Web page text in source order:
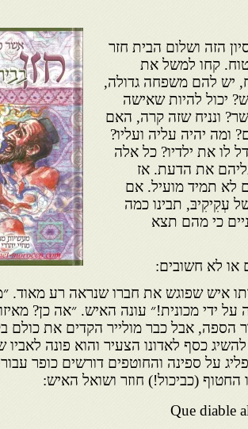
הזה ושלום הבית חזר
קחו למשל את
יש להם משפחה גדולה,
יכול להיות שאישה
ונניח שזה קרה, האם
ומה יהיה עליה ועליו?
לו את ילדיו? כל אלה
את הדעת. אז
לא תמיד מועיל. אם
תבינו כמה
כי מהם תצא
או לא חשובים:
איש שפוגש את חברו שנראה רע מאוד.
ידי מכונית!״ עונה האיש. ״אה כן?
הספה, אבל כבר מולייר הקדים את כולם
כסף לאדונו הצעיר והוא פונה לאביו
על ספינה והחוטפים דורשים כופר
(כביכול!) חוזר ושואל האיש:
Que diable